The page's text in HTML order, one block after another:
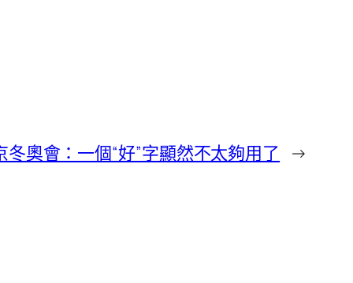
奧會：一個“好”字顯然不太夠用了 →